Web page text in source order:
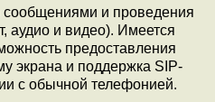
сообщениями и проведения
аудио и видео). Имеется
предоставления
экрана и поддержка SIP-
с обычной телефонией.